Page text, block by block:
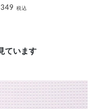
税込
ています